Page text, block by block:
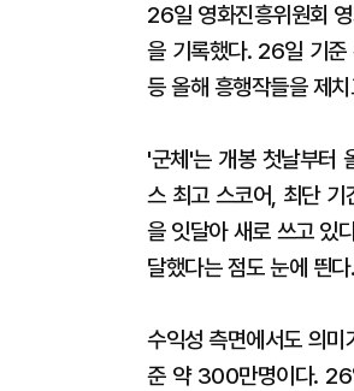
26일 영화진흥위원회
을 기록했다. 26일 기
등 올해 흥행작들을 제
'군체'는 개봉 첫날부터
스 최고 스코어, 최단
을 잇달아 새로 쓰고 있
달했다는 점도 눈에 띈다.
수익성 측면에서도 의미
준 약 300만명이다. 26